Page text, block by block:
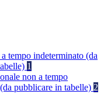
tempo indeterminato (da
1
non a tempo
pubblicare in tabelle) 2